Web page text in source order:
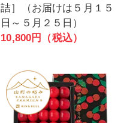
詰］（お届けは５月１５
日～５月２５日）
10,800円（税込）